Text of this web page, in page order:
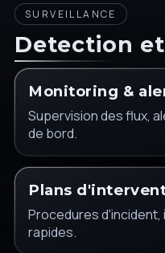
SURVEILLANCE
Detection
Monitoring &
Supervision des flux,
de bord.
Plans
Procedures
rapides.